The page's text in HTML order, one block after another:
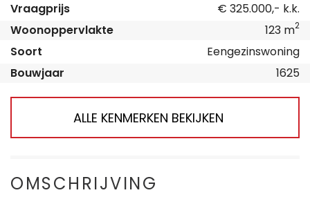
Vraagprijs
€ 325.000,- k.k.
Woonoppervlakte
123 m2
Soort
Eengezinswoning
Bouwjaar
1625
ALLE KENMERKEN BEKIJKEN
OMSCHRIJVING